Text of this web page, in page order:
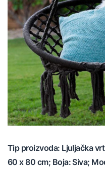
Tip proizvoda: Ljuljačka
60 x 80 cm; Boja: Siva;